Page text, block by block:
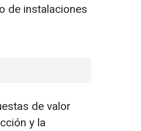
de instalaciones
de valor
y la